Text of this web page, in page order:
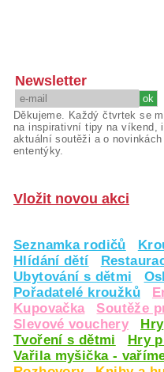
Newsletter
Děkujeme. Každý čtvrtek se
na inspirativní tipy na víkend,
aktuální soutěži a o
ententýky.
Vložit novou akci
Seznamka rodičů
Hlídání dětí
Ubytování s dětmi
Pořadatelé kroužků
Kupovačka
Soutěže
Slevové vouchery
Hry
Tvoření s dětmi
Hry
Vařila myšička -